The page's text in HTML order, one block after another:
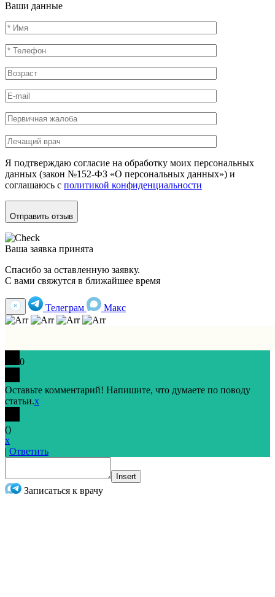
Ваши данные
Я подтверждаю согласие на обработку моих персональных
данных (закон №152-ФЗ «О персональных данных») и
соглашаюсь с политикой конфиденциальности
Отправить отзыв
Ваша заявка принята
Спасибо за оставленную заявку.
С вами свяжутся в ближайшее время
Телеграм Макс
0
Оставьте комментарий! Напишите, что думаете по поводу
статьи.x
()
x
| Ответить
Insert
Записаться к врачу